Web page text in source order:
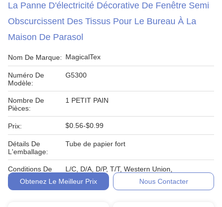
La Panne D'électricité Décorative De Fenêtre Semi
Obscurcissent Des Tissus Pour Le Bureau À La
Maison De Parasol
Nom De Marque: MagicalTex
Numéro De
Modèle:
G5300
Nombre De
Pièces:
1 PETIT PAIN
Prix: $0.56-$0.99
Détails De
L'emballage:
Tube de papier fort
Conditions De
Paiement:
L/C, D/A, D/P, T/T, Western Union,
Obtenez Le Meilleur Prix
Nous Contacter